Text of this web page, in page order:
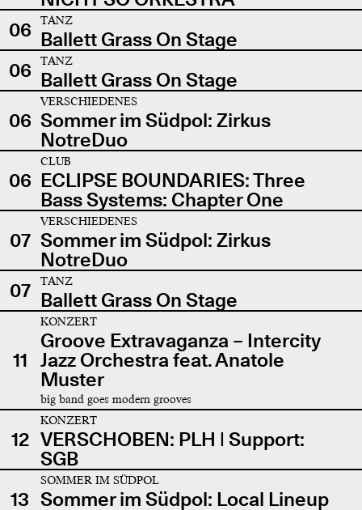
06
TANZ
Ballett Grass On Stage
06
TANZ
Ballett Grass On Stage
06
VERSCHIEDENES
Sommer im Südpol: Zirkus
NotreDuo
06
CLUB
ECLIPSE BOUNDARIES: Three
Bass Systems: Chapter One
07
VERSCHIEDENES
Sommer im Südpol: Zirkus
NotreDuo
07
TANZ
Ballett Grass On Stage
11
KONZERT
Groove Extravaganza – Intercity
Jazz Orchestra feat. Anatole
Muster
big band goes modern grooves
12
KONZERT
VERSCHOBEN: PLH | Support:
SGB
13
SOMMER IM SÜDPOL
Sommer im Südpol: Local Lineup